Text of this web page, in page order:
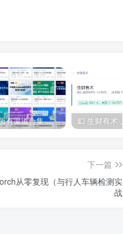
IT类所有渠道合集 持续日更，目前近四千多条资源 年费用户微信私信获取权限
下一篇
从零复现（与行人车辆检测实
战